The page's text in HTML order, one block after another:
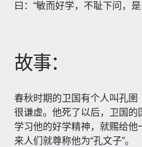
曰：“敏而好学，不耻下问，
故事：
春秋时期的卫国有个人叫孔圉
很谦虚。他死了以后，卫国的
学习他的好学精神，就赐给他
来人们就尊称他为“孔文子”。